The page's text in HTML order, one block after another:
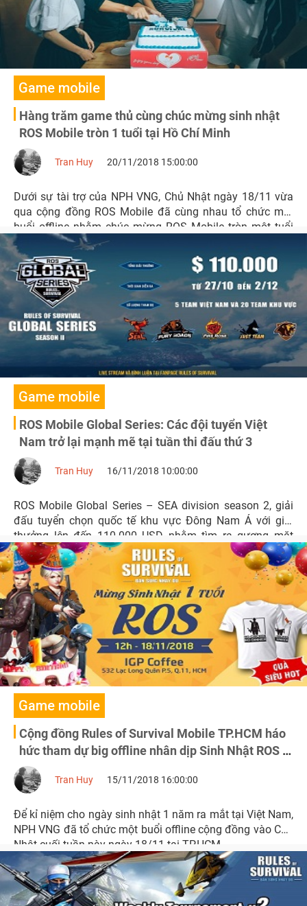
Game mobile
Hàng trăm game thủ cùng chúc mừng sinh nhật
ROS Mobile tròn 1 tuổi tại Hồ Chí Minh
Tran Huy 20/11/2018 15:00:00
Dưới sự tài trợ của NPH VNG, Chủ Nhật ngày 18/11 vừa
qua cộng đồng ROS Mobile đã cùng nhau tổ chức một
buổi offline nhằm chúc mừng ROS Mobile tròn một tuổi
tại Việt Nam.
Game mobile
ROS Mobile Global Series: Các đội tuyển Việt
Nam trở lại mạnh mẽ tại tuần thi đấu thứ 3
Tran Huy 16/11/2018 10:00:00
ROS Mobile Global Series – SEA division season 2, giải
đấu tuyển chọn quốc tế khu vực Đông Nam Á với giải
thưởng lên đến 110.000 USD nhằm tìm ra gương mặt
xuất sắc nhất tham gia vào đấu trường quốc tế World
Championship. Cùng đón xem và cổ vũ các đội tuyển Việt
Nam vào lúc 17h Chủ Nhật ngày 18/11.
Game mobile
Cộng đồng Rules of Survival Mobile TP.HCM háo
hức tham dự big offline nhân dịp Sinh Nhật ROS 1
tuổi vào cuối tuần này 18/11
Tran Huy 15/11/2018 16:00:00
Để kỉ niệm cho ngày sinh nhật 1 năm ra mắt tại Việt Nam,
NPH VNG đã tổ chức một buổi offline cộng đồng vào Chủ
Nhật cuối tuần này ngày 18/11 tại TP.HCM